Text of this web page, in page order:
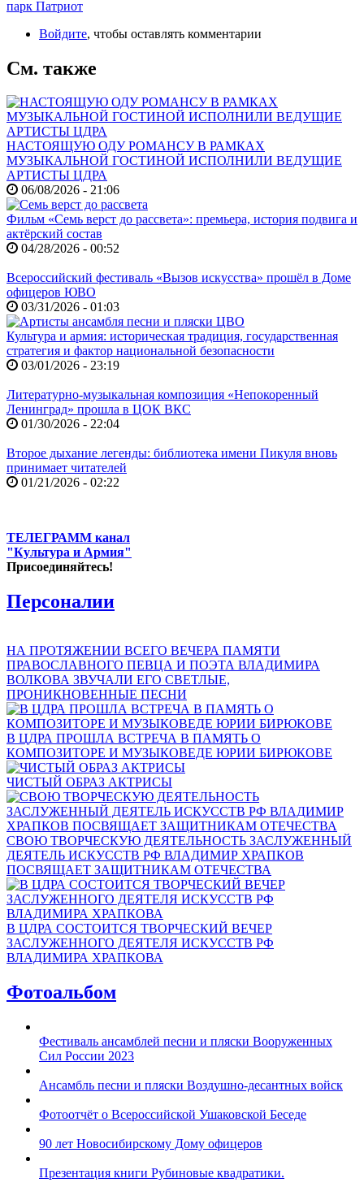
парк Патриот
Войдите, чтобы оставлять комментарии
См. также
НАСТОЯЩУЮ ОДУ РОМАНСУ В РАМКАХ
МУЗЫКАЛЬНОЙ ГОСТИНОЙ ИСПОЛНИЛИ ВЕДУЩИЕ
АРТИСТЫ ЦДРА
06/08/2026 - 21:06
Фильм «Семь верст до рассвета»: премьера, история подвига и
актёрский состав
04/28/2026 - 00:52
Всероссийский фестиваль «Вызов искусства» прошёл в Доме
офицеров ЮВО
03/31/2026 - 01:03
Культура и армия: историческая традиция, государственная
стратегия и фактор национальной безопасности
03/01/2026 - 23:19
Литературно-музыкальная композиция «Непокоренный
Ленинград» прошла в ЦОК ВКС
01/30/2026 - 22:04
Второе дыхание легенды: библиотека имени Пикуля вновь
принимает читателей
01/21/2026 - 02:22
ТЕЛЕГРАММ канал
"Культура и Армия"
Присоединяйтесь!
Персоналии
НА ПРОТЯЖЕНИИ ВСЕГО ВЕЧЕРА ПАМЯТИ
ПРАВОСЛАВНОГО ПЕВЦА И ПОЭТА ВЛАДИМИРА
ВОЛКОВА ЗВУЧАЛИ ЕГО СВЕТЛЫЕ,
ПРОНИКНОВЕННЫЕ ПЕСНИ
В ЦДРА ПРОШЛА ВСТРЕЧА В ПАМЯТЬ О
КОМПОЗИТОРЕ И МУЗЫКОВЕДЕ ЮРИИ БИРЮКОВЕ
ЧИСТЫЙ ОБРАЗ АКТРИСЫ
СВОЮ ТВОРЧЕСКУЮ ДЕЯТЕЛЬНОСТЬ ЗАСЛУЖЕННЫЙ
ДЕЯТЕЛЬ ИСКУССТВ РФ ВЛАДИМИР ХРАПКОВ
ПОСВЯЩАЕТ ЗАЩИТНИКАМ ОТЕЧЕСТВА
В ЦДРА СОСТОИТСЯ ТВОРЧЕСКИЙ ВЕЧЕР
ЗАСЛУЖЕННОГО ДЕЯТЕЛЯ ИСКУССТВ РФ
ВЛАДИМИРА ХРАПКОВА
Фотоальбом
Фестиваль ансамблей песни и пляски Вооруженных
Сил России 2023
Ансамбль песни и пляски Воздушно-десантных войск
Фотоотчёт о Всероссийской Ушаковской Беседе
90 лет Новосибирскому Дому офицеров
Презентация книги Рубиновые квадратики.